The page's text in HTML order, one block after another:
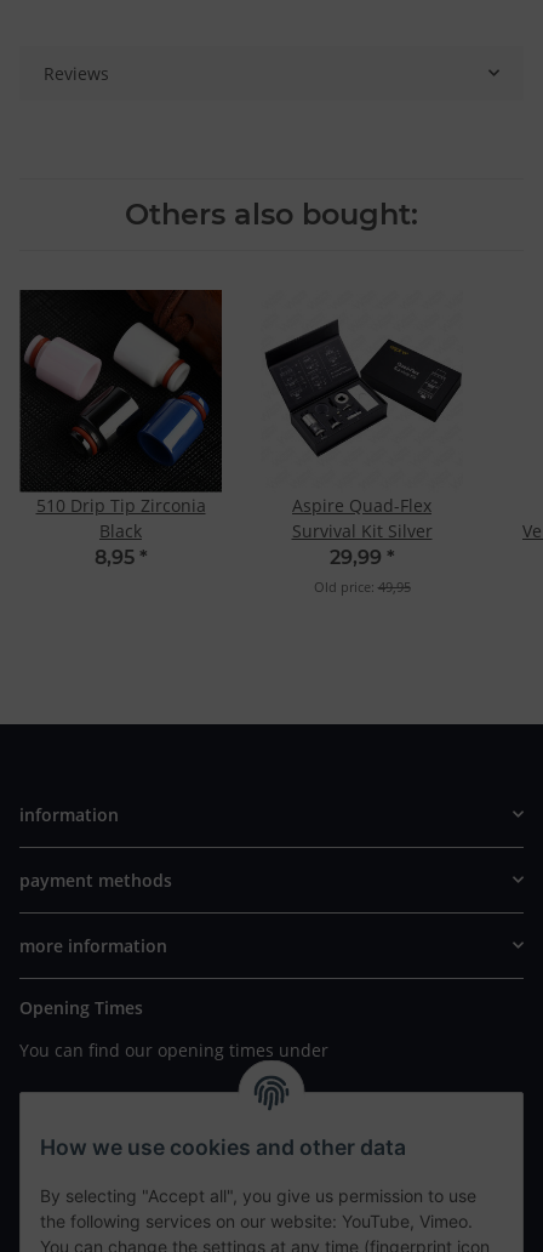
Reviews
Others also bought:
510 Drip Tip Zirconia
Black
8,95 *
Aspire Quad-Flex
Survival Kit Silver
29,99 *
Old price: 49,95
information
payment methods
more information
Opening Times
You can find our opening times under
https://www.wannavapor.de/Filialen
your personal site
contact details
How we use cookies and other data
By selecting "Accept all", you give us permission to use
the following services on our website: YouTube, Vimeo.
You can change the settings at any time (fingerprint icon